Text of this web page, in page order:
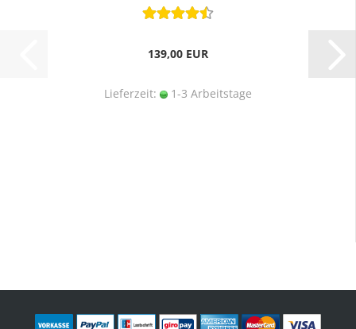
139,00 EUR
Lieferzeit: 1-3 Arbeitstage